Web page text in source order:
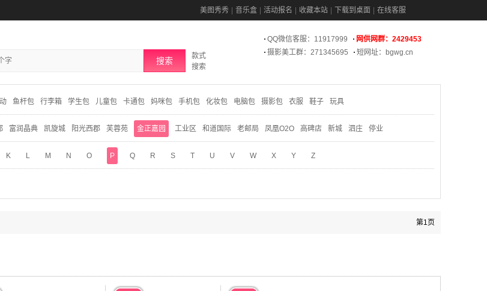
美图秀秀 音乐盒 活动报名 收藏本站 下载到桌面 在线客服
搜索
款式
搜索
QQ微信客服：11917999
网供网群：2429453
摄影美工群：271345695
短网址：bgwg.cn
鱼杆包 行李箱 学生包 儿童包 卡通包 妈咪包 手机包 化妆包 电脑包 摄影包 衣服 鞋子 玩具
富润晶典 凯旋城 阳光西郡 芙蓉苑 金正嘉园 工业区 和道国际 老邮局 凤凰O2O 高碑店 新城 泗庄 停业
K L M N O P Q R S T U V W X Y Z
第1页